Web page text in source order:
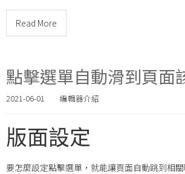
Read More
點擊選單自動滑到頁面
2021-06-01 編輯器介紹
版面設定
要怎麼設定點擊選單，就能讓頁面自動跳到相